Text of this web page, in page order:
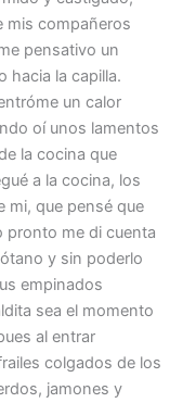
mis compañeros
pensativo un
hacia la capilla.
un calor
oí unos lamentos
la cocina que
a la cocina, los
mi, que pensé que
pronto me di cuenta
y sin poderlo
empinados
sea el momento
al entrar
colgados de los
jamones y